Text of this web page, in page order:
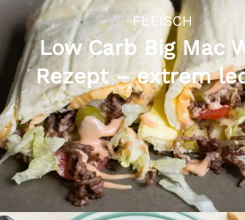
FLEISCH
Low Carb Big Mac
Rezept – extrem